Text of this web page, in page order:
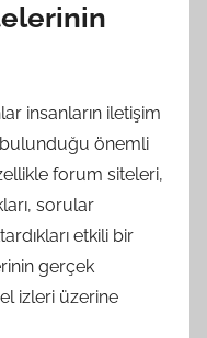
insanların iletişim
önemli
forum siteleri,
sorular
etkili bir
gerçek
izleri üzerine